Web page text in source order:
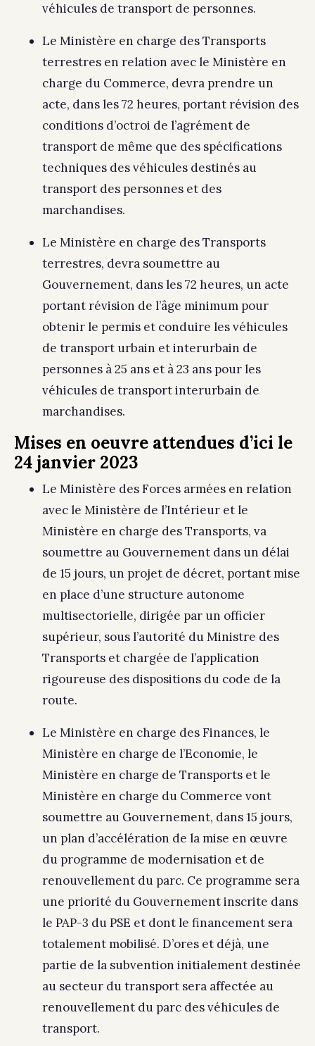
véhicules de transport de personnes.
Le Ministère en charge des Transports
terrestres en relation avec le Ministère en
charge du Commerce, devra prendre un
acte, dans les 72 heures, portant révision des
conditions d’octroi de l’agrément de
transport de même que des spécifications
techniques des véhicules destinés au
transport des personnes et des
marchandises.
Le Ministère en charge des Transports
terrestres, devra soumettre au
Gouvernement, dans les 72 heures, un acte
portant révision de l’âge minimum pour
obtenir le permis et conduire les véhicules
de transport urbain et interurbain de
personnes à 25 ans et à 23 ans pour les
véhicules de transport interurbain de
marchandises.
Mises en oeuvre attendues d’ici le
24 janvier 2023
Le Ministère des Forces armées en relation
avec le Ministère de l’Intérieur et le
Ministère en charge des Transports, va
soumettre au Gouvernement dans un délai
de 15 jours, un projet de décret, portant mise
en place d’une structure autonome
multisectorielle, dirigée par un officier
supérieur, sous l’autorité du Ministre des
Transports et chargée de l’application
rigoureuse des dispositions du code de la
route.
Le Ministère en charge des Finances, le
Ministère en charge de l’Economie, le
Ministère en charge de Transports et le
Ministère en charge du Commerce vont
soumettre au Gouvernement, dans 15 jours,
un plan d’accélération de la mise en œuvre
du programme de modernisation et de
renouvellement du parc. Ce programme sera
une priorité du Gouvernement inscrite dans
le PAP-3 du PSE et dont le financement sera
totalement mobilisé. D’ores et déjà, une
partie de la subvention initialement destinée
au secteur du transport sera affectée au
renouvellement du parc des véhicules de
transport.